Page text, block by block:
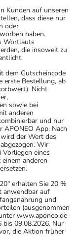
Kunden auf unseren
dass diese nur
oder
haben.
Wortlauts
die insoweit zu
dem Gutscheincode
erste Bestellung, ab
Nicht
sowie bei
anderen
und nur
APONEO App. Nach
der Wert des
Wir
eines
anderen
erhalten Sie 20 %
anwendbar auf
und
(ausgenommen
www.aponeo.de
bis 09.08.2026. Nur
die Aktion früher